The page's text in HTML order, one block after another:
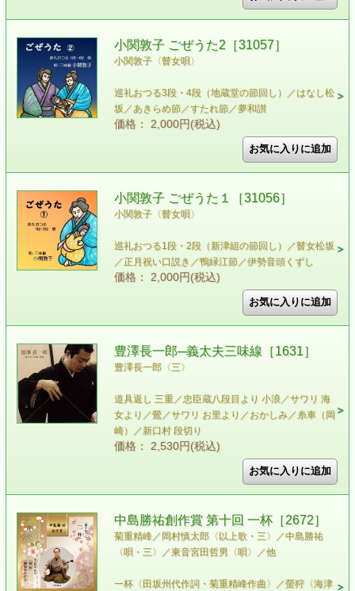
小関敦子 ごぜうた2［31057］
小関敦子〈瞽女唄〉
巡礼おつる3段・4段（地蔵堂の節回し）／はなし松
坂／あきらめ節／すたれ節／夢和讃
価格： 2,000円(税込)
小関敦子 ごぜうた１［31056］
小関敦子〈瞽女唄〉
巡礼おつる1段・2段（新津組の節回し）／瞽女松坂
／正月祝い口説き／鴨緑江節／伊勢音頭くずし
価格： 2,000円(税込)
豊澤長一郎─義太夫三味線［1631］
豊澤長一郎〈三〉
道具返し 三重／忠臣蔵八段目より 小浪／サワリ 海
女より／鶯／サワリ お里より／おかしみ／糸車（岡
崎）／新口村 段切り
価格： 2,530円(税込)
中島勝祐創作賞 第十回 一杯［2672］
菊重精峰／岡村慎太郎〈以上歌・三〉／中島勝祐
〈唄・三〉／東音宮田哲男〈唄〉／他
一杯〈田坂州代作詞・菊重精峰作曲〉／螢狩〈海津